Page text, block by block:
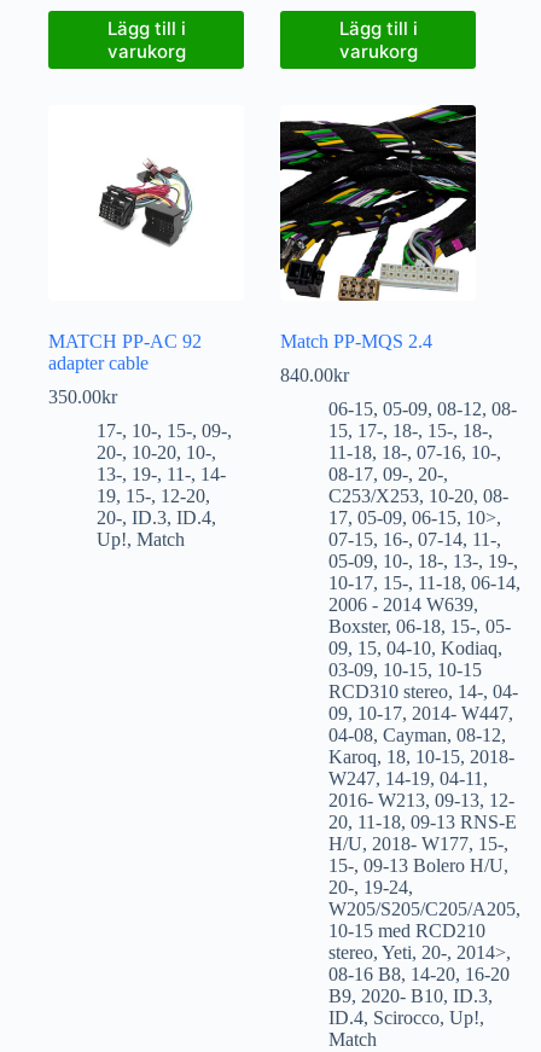
Lägg till i
varukorg
Lägg till i
varukorg
MATCH PP-AC 92
adapter cable
350.00kr
17-, 10-, 15-, 09-,
20-, 10-20, 10-,
13-, 19-, 11-, 14-
19, 15-, 12-20,
20-, ID.3, ID.4,
Up!, Match
Match PP-MQS 2.4
840.00kr
06-15,05-09,08-12,08-
15, 17-, 18-, 15-, 18-,
11-18, 18-,07-16, 10-,
08-17,09-, 20-,
C253/X253, 10-20,08-
17,05-09,06-15, 10>,
07-15, 16-,07-14, 11-,
05-09, 10-, 18-, 13-, 19-,
10-17, 15-, 11-18,06-14,
2006 - 2014 W639,
Boxster,06-18, 15-,05-
09, 15,04-10,Kodiaq,
03-09, 10-15, 10-15
RCD310 stereo, 14-,04-
09, 10-17, 2014- W447,
04-08,Cayman,08-12,
Karoq, 18, 10-15, 2018-
W247, 14-19,04-11 ,
2016- W213,09-13, 12-
20, 11-18,09-13 RNS-E
H/U, 2018- W177, 15-,
15-,09-13 Bolero H/U,
20-, 19-24,
W205/S205/C205/A205,
10-15 med RCD210
stereo,Yeti, 20-, 2014>,
08-16 B8, 14-20, 16-20
B9, 2020- B10,ID.3,
ID.4, Scirocco,Up!,
Match